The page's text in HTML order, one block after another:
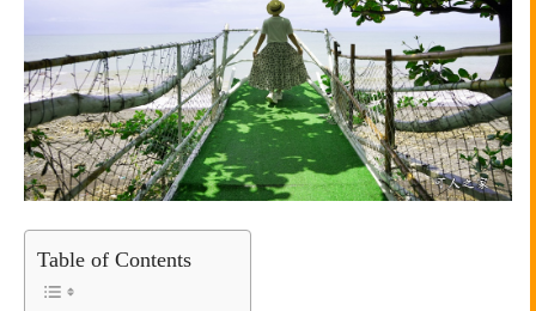
Table of Contents